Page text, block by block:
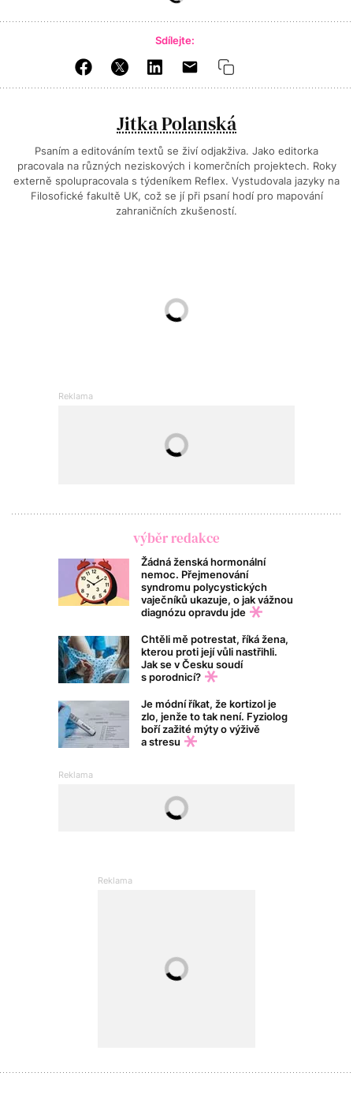
Sdílejte:
Jitka Polanská
Psaním a editováním textů se živí odjakživa. Jako editorka
pracovala na různých neziskových i komerčních projektech. Roky
externě spolupracovala s týdeníkem Reflex. Vystudovala jazyky na
Filosofické fakultě UK, což se jí při psaní hodí pro mapování
zahraničních zkušeností.
výběr redakce
Žádná ženská hormonální
nemoc. Přejmenování
syndromu polycystických
vaječníků ukazuje, o jak vážnou
diagnózu opravdu jde
Chtěli mě potrestat, říká žena,
kterou proti její vůli nastřihli.
Jak se v Česku soudí
s porodnicí?
Je módní říkat, že kortizol je
zlo, jenže to tak není. Fyziolog
boří zažité mýty o výživě
a stresu